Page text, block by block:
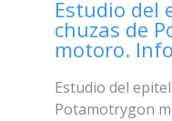
Estudio del
chuzas de
motoro.
Estudio del
Potamotrygon